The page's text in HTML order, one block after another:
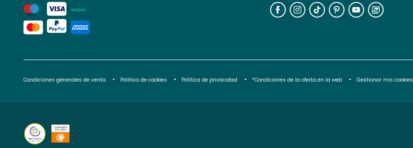
de
baja
momento.
más
Condiciones generales de venta Politica de cookies Politica de privacidad *Condiciones de la oferta en la web Gestionar mis cookies